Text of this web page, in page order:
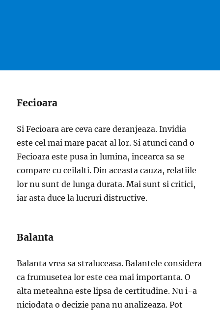
Fecioara
Si Fecioara are ceva care deranjeaza. Invidia
este cel mai mare pacat al lor. Si atunci cand o
Fecioara este pusa in lumina, incearca sa se
compare cu ceilalti. Din aceasta cauza, relatiile
lor nu sunt de lunga durata. Mai sunt si critici,
iar asta duce la lucruri distructive.
Balanta
Balanta vrea sa straluceasa. Balantele considera
ca frumusetea lor este cea mai importanta. O
alta meteahna este lipsa de certitudine. Nu i-a
niciodata o decizie pana nu analizeaza. Pot